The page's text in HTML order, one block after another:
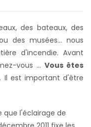
des bateaux, des
des musées... nous
d'incendie. Avant
vous ... Vous êtes
. Il est important d'être